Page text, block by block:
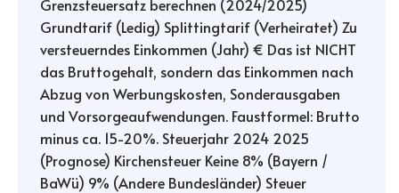
Grenzsteuersatz berechnen (2024/2025)
Grundtarif (Ledig) Splittingtarif (Verheiratet) Zu
versteuerndes Einkommen (Jahr) € Das ist NICHT
das Bruttogehalt, sondern das Einkommen nach
Abzug von Werbungskosten, Sonderausgaben
und Vorsorgeaufwendungen. Faustformel: Brutto
minus ca. 15-20%. Steuerjahr 2024 2025
(Prognose) Kirchensteuer Keine 8% (Bayern /
BaWü) 9% (Andere Bundesländer) Steuer